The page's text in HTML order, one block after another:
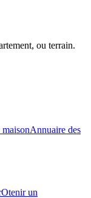
ou terrain.
Annuaire des
Otenir un